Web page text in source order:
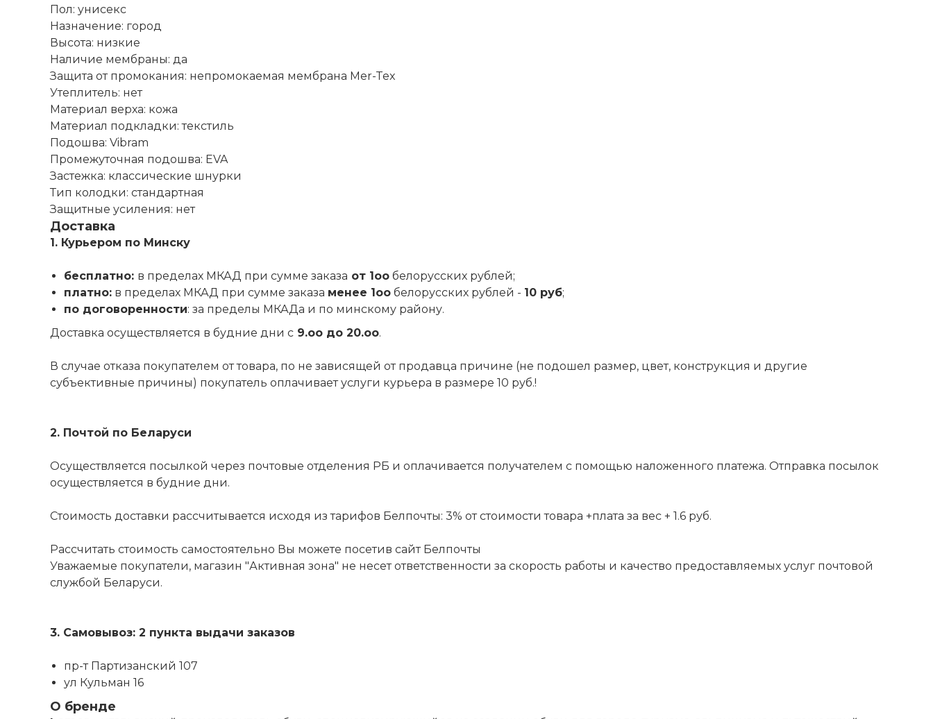
Пол: унисекс
Назначение: город
Высота: низкие
Наличие мембраны: да
Защита от промокания: непромокаемая мембрана Mer-Tex
Утеплитель: нет
Материал верха: кожа
Материал подкладки: текстиль
Подошва: Vibram
Промежуточная подошва: EVA
Застежка: классические шнурки
Тип колодки: стандартная
Защитные усиления: нет
Доставка
1. Курьером по Минску
бесплатно: в пределах МКАД при сумме заказа от 1оо белорусских рублей;
платно: в пределах МКАД при сумме заказа менее 1оо белорусских рублей - 10 руб;
по договоренности: за пределы МКАДа и по минскому району.
Доставка осуществляется в будние дни с 9.оо до 20.оо.
В случае отказа покупателем от товара, по не зависящей от продавца причине (не подошел размер, цвет, конструкция и другие
субъективные причины) покупатель оплачивает услуги курьера в размере 10 руб.!
2. Почтой по Беларуси
Осуществляется посылкой через почтовые отделения РБ и оплачивается получателем с помощью наложенного платежа. Отправка посылок
осуществляется в будние дни.
Стоимость доставки рассчитывается исходя из тарифов Белпочты: 3% от стоимости товара +плата за вес + 1.6 руб.
Рассчитать стоимость самостоятельно Вы можете посетив сайт Белпочты
Уважаемые покупатели, магазин "Активная зона" не несет ответственности за скорость работы и качество предоставляемых услуг почтовой
службой Беларуси.
3. Самовывоз: 2 пункта выдачи заказов
пр-т Партизанский 107
ул Кульман 16
О бренде